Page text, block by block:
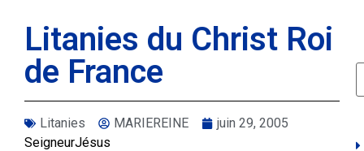
Litanies du Christ Roi
de France
Litanies MARIEREINE
juin 29, 2005
SeigneurJésus